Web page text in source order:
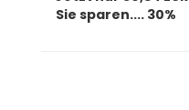
Sie sparen.... 30%